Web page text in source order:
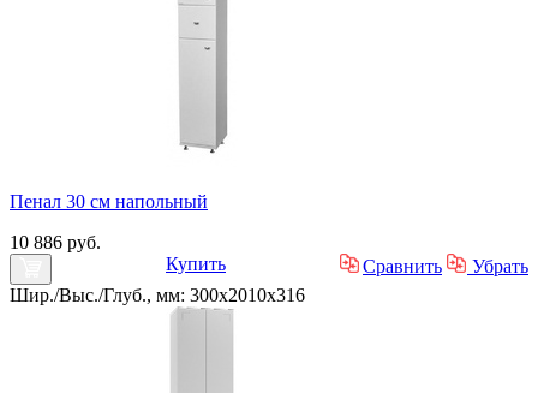
Пенал 30 см напольный
10 886 руб.
Купить
Сравнить
Убрать
Шир./Выс./Глуб., мм: 300x2010x316